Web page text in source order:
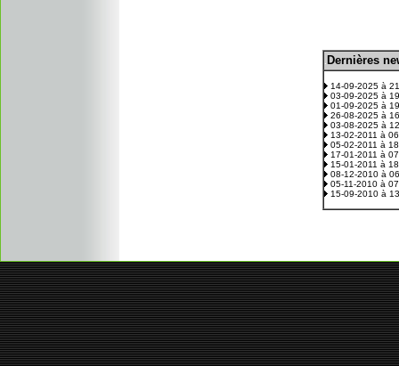
Dernières
14-09-2025 à
03-09-2025 à
01-09-2025 à
26-08-2025 à
03-08-2025 à
13-02-2011 à
05-02-2011 à
17-01-2011 à
15-01-2011 à
08-12-2010 à
05-11-2010 à
15-09-2010 à